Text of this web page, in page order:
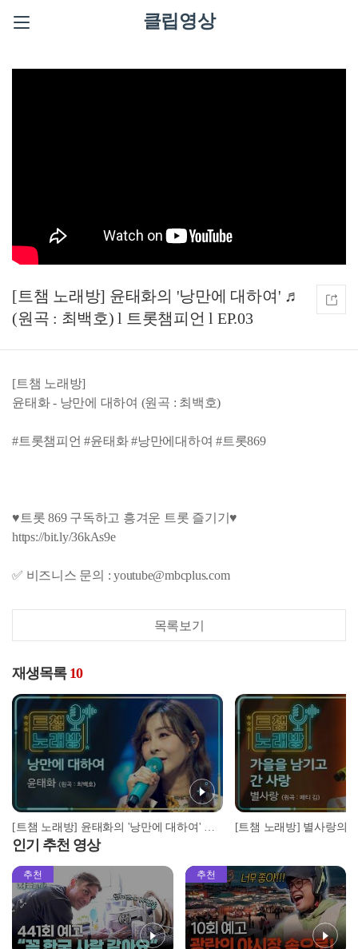
클립영상
[트챔 노래방] 윤태화의 '낭만에 대하여' ♬
(원곡 : 최백호) l 트롯챔피언 l EP.03
[트챔 노래방]
윤태화 - 낭만에 대하여 (원곡 : 최백호)
#트롯챔피언 #윤태화 #낭만에대하여 #트롯869
♥트롯 869 구독하고 흥겨운 트롯 즐기기♥
https://bit.ly/36kAs9e
✅ 비즈니스 문의 : youtube@mbcplus.com
목록보기
재생목록 10
[트챔 노래방] 윤태화의 '낭만에 대하여' ♬ (원곡 : 최백호) l 트롯챔피언 l EP.03
인기 추천 영상
추천 추천